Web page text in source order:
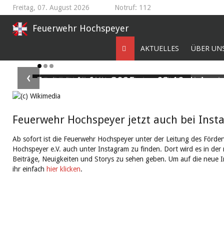
Freitag, 07. August 2026 Notruf: 112
Feuerwehr Hochspeyer
AKTUELLES ÜBER
Feuerwehrfest 2025 am 03.10.
Hochspeyer feiert ihr großes Feuerwehrfest.
Read
B2.05 Nebengebäudebrand Fischbach
Freizeit für Kinder in prekären
in der Jugendherberge Hochspeyer
Am 20. August 2022 fand an der Jugendherberge in
Enkenbach-Alsenborn, Hochspeyer, Frankenstein und
Waldleiningen, im Rahmen der Kinderfreizeit
„teamZUKUNFT“ statt. Zum dritten Mal kamen
aus unterschiedlichsten Lebensumständen zu einer
‹
Feuerwehr Hochspeyer jetzt auch bei
Ab sofort ist die Feuerwehr Hochspeyer unter der Leitung des
Hochspeyer e.V. auch unter Instagram zu finden. Dort wird es in
Beiträge, Neuigkeiten und Storys zu sehen geben. Um auf die neue
ihr einfach hier klicken.